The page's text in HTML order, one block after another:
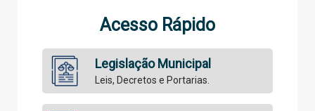
Acesso Rápido
Legislação Municipal
Leis, Decretos e Portarias.